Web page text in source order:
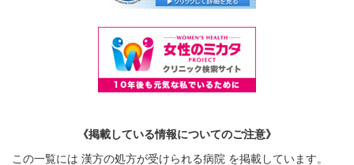
《掲載している情報についてのご注意》
この一覧には 漢方の処方が受けられる病院 を掲載しています。